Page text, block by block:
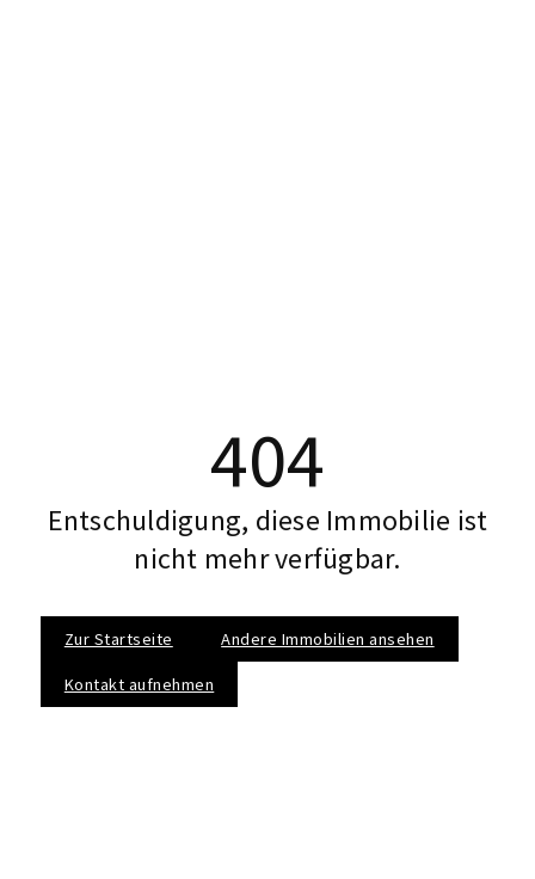
404
Entschuldigung, diese Immobilie ist
nicht mehr verfügbar.
Zur Startseite Andere Immobilien ansehen
Kontakt aufnehmen